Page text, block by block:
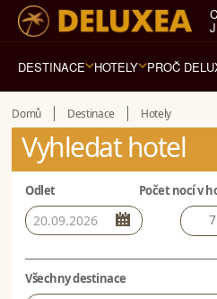
DESTINACE HOTELY PROČ
Domů Destinace Hotely
Vyhledat hotel
Odlet Počet nocí v
7
Všechny destinace